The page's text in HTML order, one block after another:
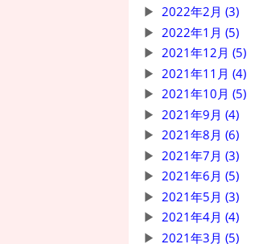
2022年2月 (3)
2022年1月 (5)
2021年12月 (5)
2021年11月 (4)
2021年10月 (5)
2021年9月 (4)
2021年8月 (6)
2021年7月 (3)
2021年6月 (5)
2021年5月 (3)
2021年4月 (4)
2021年3月 (5)